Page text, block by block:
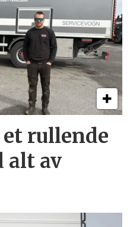
rullende
alt av